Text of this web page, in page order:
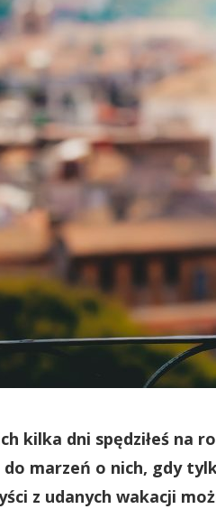
kilka dni spędziłeś na
do marzeń o nich, gdy
z udanych wakacji